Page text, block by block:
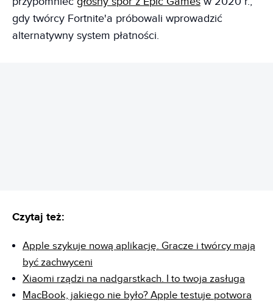
gdy twórcy Fortnite'a próbowali wprowadzić
alternatywny system płatności.
Czytaj też:
Apple szykuje nową aplikację. Gracze i twórcy mają
być zachwyceni
Xiaomi rządzi na nadgarstkach. I to twoja zasługa
MacBook, jakiego nie było? Apple testuje potwora